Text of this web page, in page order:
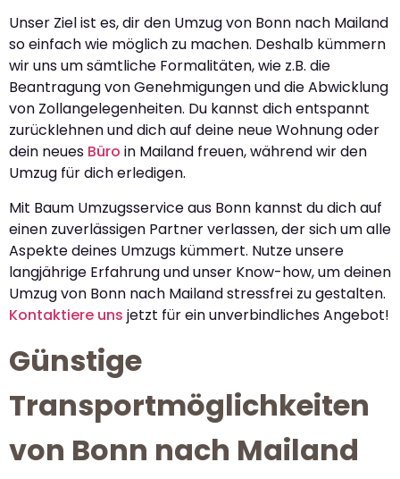
Unser Ziel ist es, dir den Umzug von Bonn nach Mailand
so einfach wie möglich zu machen. Deshalb kümmern
wir uns um sämtliche Formalitäten, wie z.B. die
Beantragung von Genehmigungen und die Abwicklung
von Zollangelegenheiten. Du kannst dich entspannt
zurücklehnen und dich auf deine neue Wohnung oder
dein neues Büro in Mailand freuen, während wir den
Umzug für dich erledigen.
Mit Baum Umzugsservice aus Bonn kannst du dich auf
einen zuverlässigen Partner verlassen, der sich um alle
Aspekte deines Umzugs kümmert. Nutze unsere
langjährige Erfahrung und unser Know-how, um deinen
Umzug von Bonn nach Mailand stressfrei zu gestalten.
Kontaktiere uns jetzt für ein unverbindliches Angebot!
Günstige
Transportmöglichkeiten
von Bonn nach Mailand